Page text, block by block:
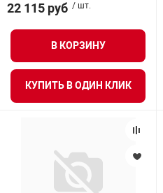
оборудование
управления
и аналитики
объектов
22 115 руб / шт.
В КОРЗИНУ
КУПИТЬ В ОДИН КЛИК